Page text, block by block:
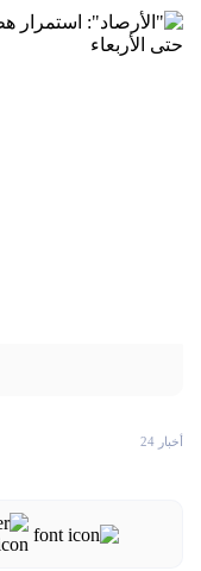
أخبار 24